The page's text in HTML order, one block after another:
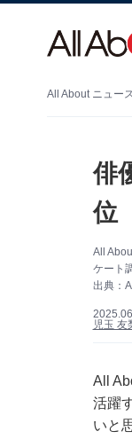
All About ニュー
俳
位
All
ケート
出典：
児玉 友
All
活躍
いと